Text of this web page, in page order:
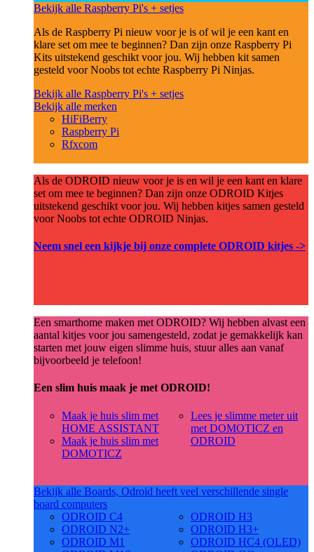
Bekijk alle Raspberry Pi's + setjes
Als de Raspberry Pi nieuw voor je is of wil je een kant en
klare set om mee te beginnen? Dan zijn onze Raspberry Pi
Kits uitstekend geschikt voor jou. Wij hebben kit samen
gesteld voor Noobs tot echte Raspberry Pi Ninjas.
Bekijk alle Raspberry Pi's + setjes
Bekijk alle merken
HiFiBerry
Raspberry Pi
Rfxcom
Als de ODROID nieuw voor je is en wil je een kant en klare
set om mee te beginnen? Dan zijn onze ODROID Kitjes
uitstekend geschikt voor jou. Wij hebben kitjes samen gesteld
voor Noobs tot echte ODROID Ninjas.
Neem snel een kijkje bij onze complete ODROID kitjes ->
Een smarthome maken met ODROID? Wij hebben alvast een
aantal kitjes voor jou samengesteld, zodat je gemakkelijk kan
starten met jouw eigen slimme huis, stuur alles aan vanaf
bijvoorbeeld je telefoon!
Een slim huis maak je met ODROID!
Maak je huis slim met
HOME ASSISTANT
Maak je huis slim met
DOMOTICZ
Lees je slimme meter uit
met DOMOTICZ en
ODROID
Bekijk alle Boards, Odroid heeft veel verschillende single
board computers
ODROID C4
ODROID N2+
ODROID M1
ODROID H3
ODROID H3+
ODROID HC4 (OLED)